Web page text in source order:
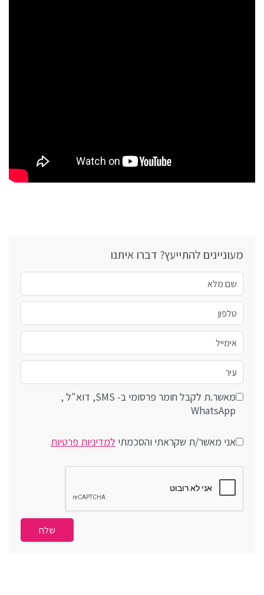
מעוניינים להתייעץ? דברו איתנו
מאשר.ת לקבל חומר פרסומי ב- SMS, דוא"ל ,
WhatsApp
אני מאשר/ת שקראתי והסכמתי למדיניות פרטיות